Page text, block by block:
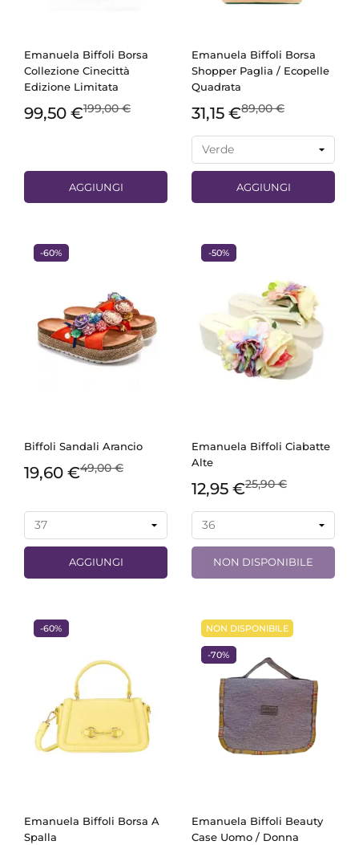
Emanuela Biffoli Borsa
Collezione Cinecittà
Edizione Limitata
99,50 €199,00 €
AGGIUNGI
Emanuela Biffoli Borsa
Shopper Paglia / Ecopelle
Quadrata
31,15 €89,00 €
AGGIUNGI
Biffoli Sandali Arancio
19,60 €49,00 €
AGGIUNGI
-60%
Emanuela Biffoli Ciabatte
Alte
12,95 €25,90 €
NON DISPONIBILE
-50%
Emanuela Biffoli Borsa A
Spalla
-60%
Emanuela Biffoli Beauty
Case Uomo / Donna
NON DISPONIBILE
-70%